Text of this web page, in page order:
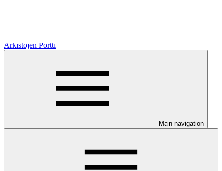
Arkistojen Portti
Main navigation